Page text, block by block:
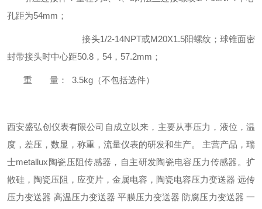
孔距为54mm；
接头1/2-14NPT或M20X1.5阳螺纹；球锥面密
封带接头时中心距50.8，54，57.2mm；
重 量： 3.5kg（不包括选件）
西安盛弘创仪表有限公司自成立以来，主要从事压力，液位，温
度，差压，数显，称重，流量仪表的研发和生产。 主营产品，瑞
士metallux陶瓷压阻传感器，自主研发陶瓷电容压力传感器。扩
散硅，陶瓷压阻，应变片，金属电容，陶瓷电容压力变送器 远传
压力变送器 高温压力变送器 平膜压力变送器 防腐压力变送器 一